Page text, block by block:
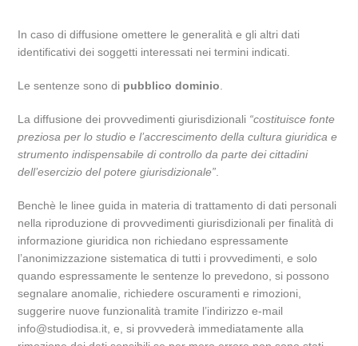
In caso di diffusione omettere le generalità e gli altri dati
identificativi dei soggetti interessati nei termini indicati.
Le sentenze sono di pubblico dominio
La diffusione dei provvedimenti giurisdizionali “costituisce fonte
preziosa per lo studio e l’accrescimento della cultura giuridica e
strumento indispensabile di controllo da parte dei cittadini
dell’esercizio del potere giurisdizionale”
Benchè le linee guida in materia di trattamento di dati personali
nella riproduzione di provvedimenti giurisdizionali per finalità di
informazione giuridica non richiedano espressamente
l’anonimizzazione sistematica di tutti i provvedimenti, e solo
quando espressamente le sentenze lo prevedono, si possono
segnalare anomalie, richiedere oscuramenti e rimozioni,
suggerire nuove funzionalità tramite l’indirizzo e-mail
info@studiodisa.it, e, si provvederà immediatamente alla